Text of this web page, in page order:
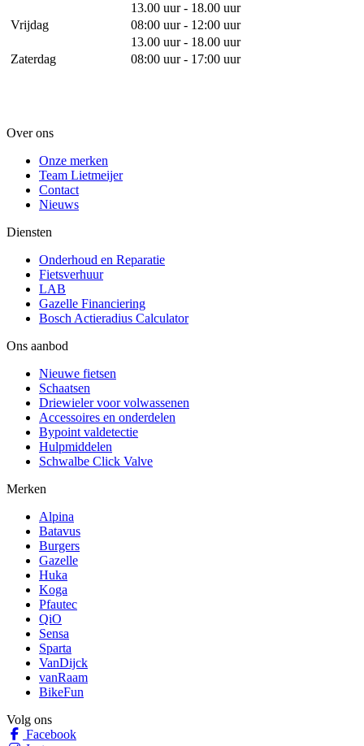
13.00 uur - 18.00 uur
Vrijdag
08:00 uur - 12:00 uur
13.00 uur - 18.00 uur
Zaterdag
08:00 uur - 17:00 uur
Over ons
Onze merken
Team Lietmeijer
Contact
Nieuws
Diensten
Onderhoud en Reparatie
Fietsverhuur
LAB
Gazelle Financiering
Bosch Actieradius Calculator
Ons aanbod
Nieuwe fietsen
Schaatsen
Driewieler voor volwassenen
Accessoires en onderdelen
Bypoint valdetectie
Hulpmiddelen
Schwalbe Click Valve
Merken
Alpina
Batavus
Burgers
Gazelle
Huka
Koga
Pfautec
QiO
Sensa
Sparta
VanDijck
vanRaam
BikeFun
Volg ons
Facebook